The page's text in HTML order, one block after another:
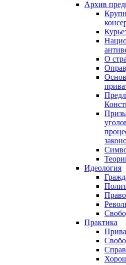
Архив
О
Идеология
Право
Практика